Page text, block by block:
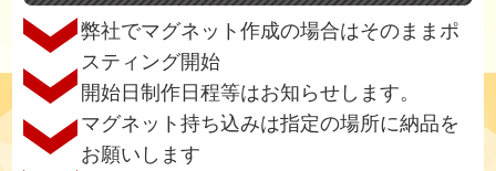
弊社でマグネット作成の場合はそのままポ
スティング開始
開始日制作日程等はお知らせします。
マグネット持ち込みは指定の場所に納品を
お願いします